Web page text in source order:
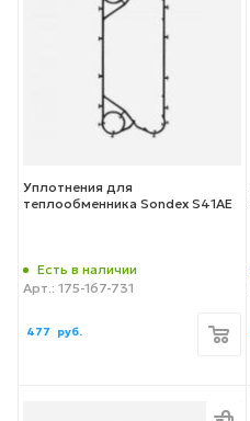
Уплотнения для
теплообменника Sondex S41AE
Есть в наличии
Арт.: 175-167-731
477 руб.